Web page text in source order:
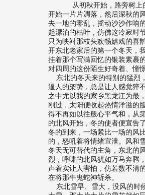
从初秋开始，路旁树上
开始一片片凋落，然后深秋的
去一地的零乱，摇动沙沙作响
起漂泊的枯叶，仿佛这冷寂时
只为映衬那枝头欢畅嬉戏的喜
开东北老家后的第一个冬天，
挂着那个写满回忆的银装素裹
对四周的这份陌生好奇着、憧憬
东北的冬天来的特别的猛烈
逼人的架势，总是让人感觉猝
之中尤以我的家乡黑龙江为最
刚过，太阳便收起热情洋溢的
得不再如以往般心平气和，从
的北风开始，冬的使者便宣告
冬的到来，一场紧比一场的风
的，怒吼着将情绪宣泄。风和
冬天无可替代的主角，东北的
烈，呼啸的北风犹如万马奔腾
声着实让人害怕，仿若数不清
在将那牛鬼蛇神斩杀。
东北雪早、雪大，没风的时